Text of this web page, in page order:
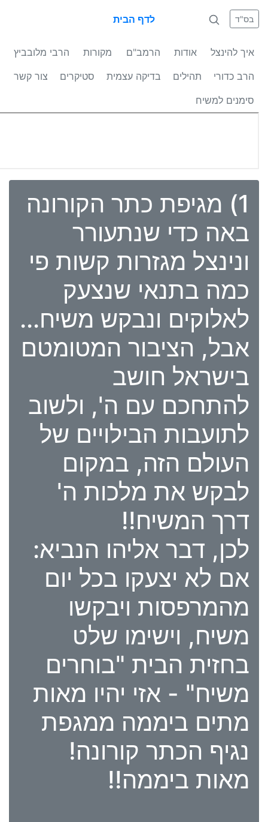
לדף הבית בס"ד
איך להינצל אודות הרמב"ם מקורות
הרבי מלובביץ
הרב כדורי
תהילים בדיקה עצמית סטיקרים
צור קשר
סימנים למשיח
1) מגיפת כתר הקורונה
באה כדי שנתעורר
ונינצל מגזרות קשות פי
כמה בתנאי שנצעק
לאלוקים ונבקש משיח...
אבל, הציבור המטומטם
בישראל חושב
להתחכם עם ה', ולשוב
לתועבות הבילויים של
העולם הזה, במקום
לבקש את מלכות ה'
דרך המשיח!!
לכן, דבר אליהו הנביא:
אם לא יצעקו בכל יום
מהמרפסות ויבקשו
משיח, וישימו שלט
בחזית הבית "בוחרים
משיח" - אזי יהיו מאות
מתים ביממה ממגפת
נגיף הכתר קורונה!
מאות ביממה!!